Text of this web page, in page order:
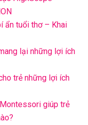
ẩn tuổi thơ – Khai
lại những lợi ích
trẻ những lợi ích
giúp trẻ